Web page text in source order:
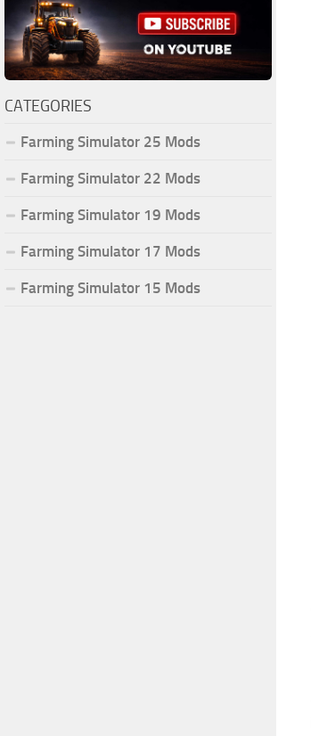
CATEGORIES
Farming Simulator 25 Mods
Farming Simulator 22 Mods
Farming Simulator 19 Mods
Farming Simulator 17 Mods
Farming Simulator 15 Mods